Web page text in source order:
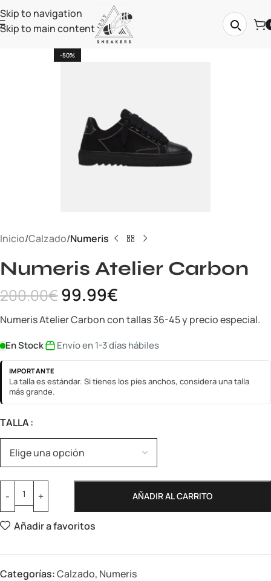
Skip to navigation
Skip to main content
-50%
Inicio Calzado Numeris
Numeris Atelier Carbon
200.00€99.99€
Numeris Atelier Carbon con tallas 36-45 y precio especial.
En Stock Envío en 1-3 días hábiles
IMPORTANTE
La talla es estándar. Si tienes los pies anchos, considera una talla
más grande.
TALLA
AÑADIR AL CARRITO
Añadir a favoritos
Categorías:Calzado, Numeris